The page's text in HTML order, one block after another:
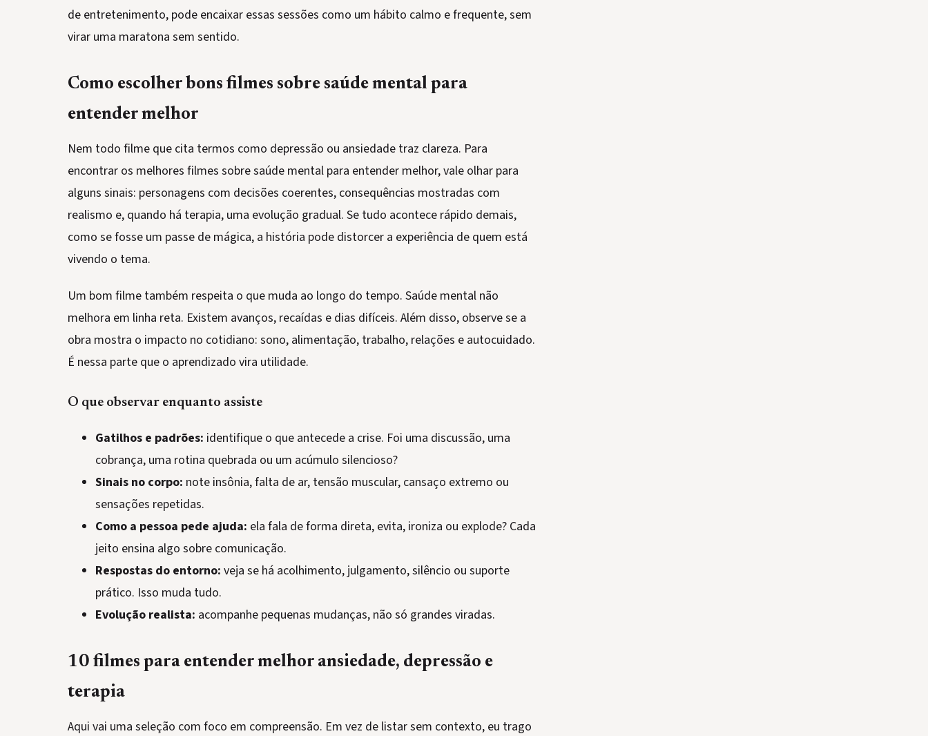
de entretenimento, pode encaixar essas sessões como um hábito calmo e frequente, sem
virar uma maratona sem sentido.
Como escolher bons filmes sobre saúde mental para
entender melhor
Nem todo filme que cita termos como depressão ou ansiedade traz clareza. Para
encontrar os melhores filmes sobre saúde mental para entender melhor, vale olhar para
alguns sinais: personagens com decisões coerentes, consequências mostradas com
realismo e, quando há terapia, uma evolução gradual. Se tudo acontece rápido demais,
como se fosse um passe de mágica, a história pode distorcer a experiência de quem está
vivendo o tema.
Um bom filme também respeita o que muda ao longo do tempo. Saúde mental não
melhora em linha reta. Existem avanços, recaídas e dias difíceis. Além disso, observe se a
obra mostra o impacto no cotidiano: sono, alimentação, trabalho, relações e autocuidado.
É nessa parte que o aprendizado vira utilidade.
O que observar enquanto assiste
Gatilhos e padrões: identifique o que antecede a crise. Foi uma discussão, uma
cobrança, uma rotina quebrada ou um acúmulo silencioso?
Sinais no corpo: note insônia, falta de ar, tensão muscular, cansaço extremo ou
sensações repetidas.
Como a pessoa pede ajuda: ela fala de forma direta, evita, ironiza ou explode? Cada
jeito ensina algo sobre comunicação.
Respostas do entorno: veja se há acolhimento, julgamento, silêncio ou suporte
prático. Isso muda tudo.
Evolução realista: acompanhe pequenas mudanças, não só grandes viradas.
10 filmes para entender melhor ansiedade, depressão e
terapia
Aqui vai uma seleção com foco em compreensão. Em vez de listar sem contexto, eu trago